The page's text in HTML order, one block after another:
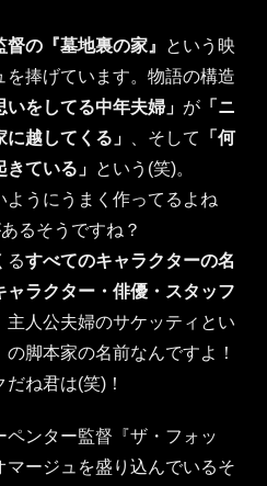
の『墓地裏の家』
という映
捧げています。物語の構造
いをしてる中年夫婦」 が「ニ
越してくる」
、そして
「何
ている」 という(笑)。
ようにうまく作ってるよね
るそうですね？
るすべてのキャラクターの名
ラクター・俳優・スタッフ
主人公夫婦のサケッティとい
脚本家の名前なんですよ！
ね君は(笑)！
ンター監督『ザ・フォッ
ージュを盛り込んでいるそ